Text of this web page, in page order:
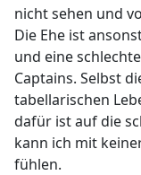
nicht sehen und
Die Ehe ist
und eine
Captains. Selbst
tabellarischen
dafür ist auf die
kann ich mit
fühlen.